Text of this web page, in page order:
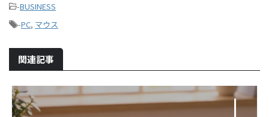
-BUSINESS
-PC, マウス
関連記事